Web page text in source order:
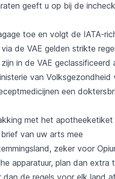
geeft u op bij de
toe en volgt de IATA-
de VAE gelden strikte
in de VAE geclassificeerd
van Volksgezondheid
een
met het apotheeketiket
van uw arts mee
zeker voor
apparatuur, plan dan extra
de regels voor elk land